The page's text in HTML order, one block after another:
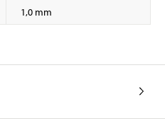
1,0 mm